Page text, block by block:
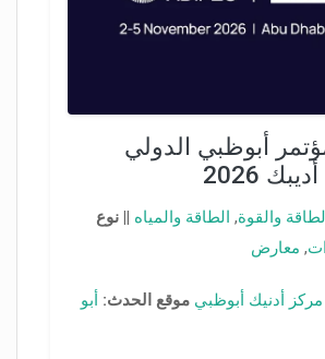
أبوظبي الدولي
2026
والقوة, الطاقة والمياه || نوع
, معارض
مركز أدنيك أبوظبي موقع الحدث: أبو